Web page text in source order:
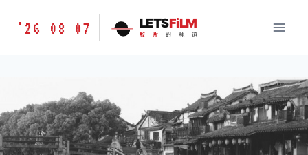
胶
LETSFILM
'26 08 07 LETSFiLM
胶 片 的 味 道